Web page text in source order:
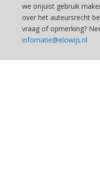
we onjuist gebruik
over het auteursrecht
vraag of opmerking?
infomatie@elowijs.nl